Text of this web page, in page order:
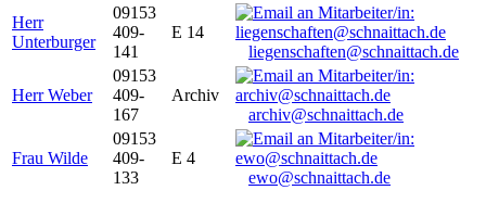
Herr
Unterburger
09153
409-
141
E 14
liegenschaften@schnaittach.de
Herr Weber
09153
409-
167
Archiv
archiv@schnaittach.de
Frau Wilde
09153
409-
133
E 4
ewo@schnaittach.de